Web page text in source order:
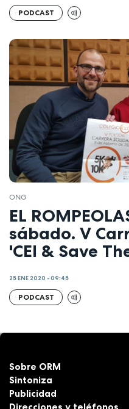
PODCAST
ONG
EL
sábado. V
'CEI & Save
25 ENE 2020 - 09:45
PODCAST
Sobre ORM
Sintoniza
Publicidad